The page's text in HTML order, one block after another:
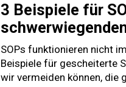
3 Beispiele für
SOPs funktionieren nicht
Beispiele für gescheiterte
wir vermeiden können, die